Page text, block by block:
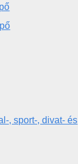
, sport-, divat- és